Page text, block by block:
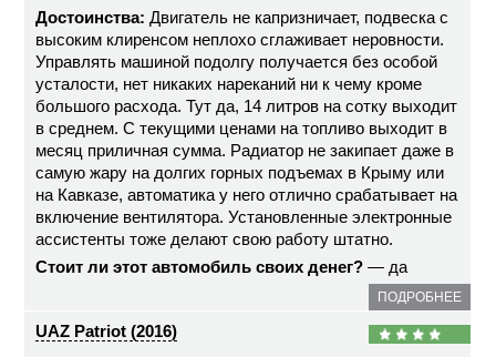
Достоинства: Двигатель не капризничает, подвеска с
высоким клиренсом неплохо сглаживает неровности.
Управлять машиной подолгу получается без особой
усталости, нет никаких нареканий ни к чему кроме
большого расхода. Тут да, 14 литров на сотку выходит
в среднем. С текущими ценами на топливо выходит в
месяц приличная сумма. Радиатор не закипает даже в
самую жару на долгих горных подъемах в Крыму или
на Кавказе, автоматика у него отлично срабатывает на
включение вентилятора. Установленные электронные
ассистенты тоже делают свою работу штатно.
Стоит ли этот автомобиль своих денег? — да
ПОДРОБНЕЕ
UAZ Patriot (2016)